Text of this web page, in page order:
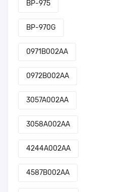
BP-975
BP-970G
0971B002AA
0972B002AA
3057A002AA
3058A002AA
4244A002AA
4587B002AA